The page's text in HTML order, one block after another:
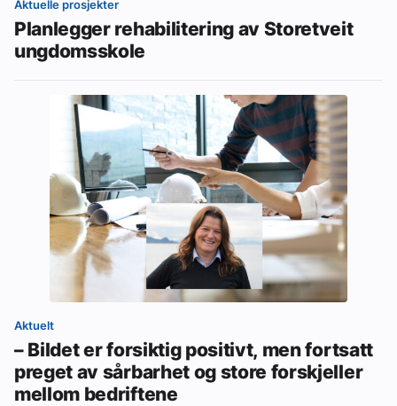
Aktuelle prosjekter
Planlegger rehabilitering av Storetveit
ungdomsskole
Aktuelt
– Bildet er forsiktig positivt, men fortsatt
preget av sårbarhet og store forskjeller
mellom bedriftene